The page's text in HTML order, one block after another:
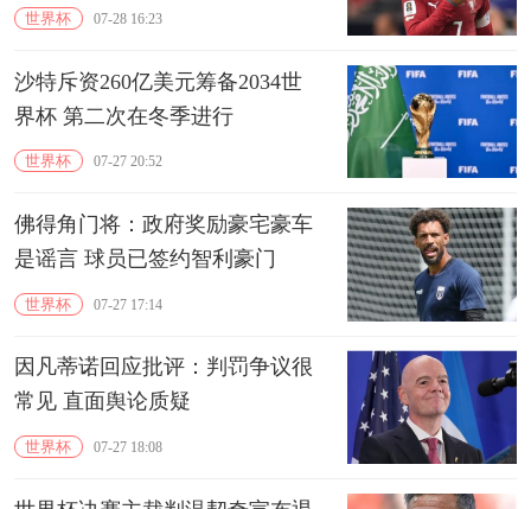
世界杯 07-28 16:23
沙特斥资260亿美元筹备2034世
界杯 第二次在冬季进行
世界杯 07-27 20:52
佛得角门将：政府奖励豪宅豪车
是谣言 球员已签约智利豪门
世界杯 07-27 17:14
因凡蒂诺回应批评：判罚争议很
常见 直面舆论质疑
世界杯 07-27 18:08